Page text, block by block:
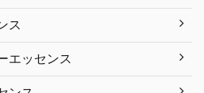
ス
エッセンス